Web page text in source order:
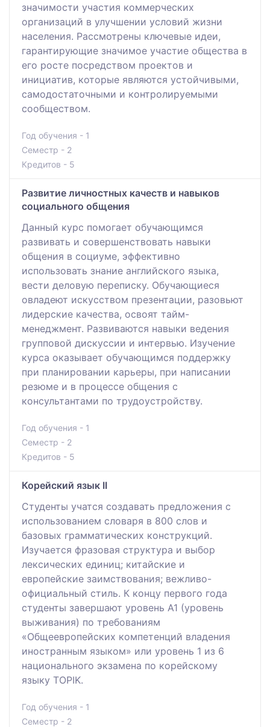
значимости участия коммерческих
организаций в улучшении условий жизни
населения. Рассмотрены ключевые идеи,
гарантирующие значимое участие общества в
его росте посредством проектов и
инициатив, которые являются устойчивыми,
самодостаточными и контролируемыми
сообществом.
Год обучения - 1
Семестр - 2
Кредитов - 5
Развитие личностных качеств и навыков
социального общения
Данный курс помогает обучающимся
развивать и совершенствовать навыки
общения в социуме, эффективно
использовать знание английского языка,
вести деловую переписку. Обучающиеся
овладеют искусством презентации, разовьют
лидерские качества, освоят тайм-
менеджмент. Развиваются навыки ведения
групповой дискуссии и интервью. Изучение
курса оказывает обучающимся поддержку
при планировании карьеры, при написании
резюме и в процессе общения с
консультантами по трудоустройству.
Год обучения - 1
Семестр - 2
Кредитов - 5
Корейский язык II
Студенты учатся создавать предложения с
использованием словаря в 800 слов и
базовых грамматических конструкций.
Изучается фразовая структура и выбор
лексических единиц; китайские и
европейские заимствования; вежливо-
официальный стиль. К концу первого года
студенты завершают уровень A1 (уровень
выживания) по требованиям
«Общеевропейских компетенций владения
иностранным языком» или уровень 1 из 6
национального экзамена по корейскому
языку TOPIK.
Год обучения - 1
Семестр - 2